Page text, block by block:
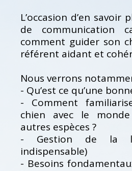
L’occasion d’en savoir
de communication
comment guider son
référent aidant et
Nous verrons
- Qu’est ce qu’une
- Comment
chien avec le
autres espèces ?
- Gestion de la
indispensable)
- Besoins